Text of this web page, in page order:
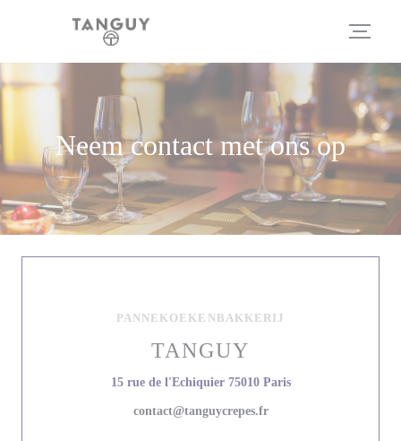
Neem contact met ons op
PANNEKOEKENBAKKERIJ
TANGUY
15 rue de l'Echiquier 75010 Paris((opent in een
contact@tanguycrepes.fr